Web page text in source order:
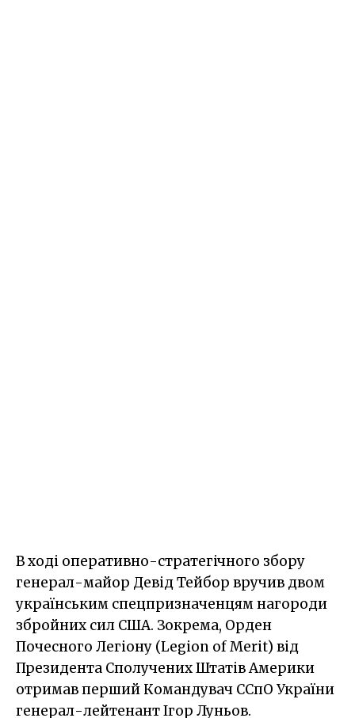
В ході оперативно-стратегічного збору
генерал-майор Девід Тейбор вручив двом
українським спецпризначенцям нагороди
збройних сил США. Зокрема, Орден
Почесного Легіону (Legion of Merit) від
Президента Сполучених Штатів Америки
отримав перший Командувач ССпО України
генерал-лейтенант Ігор Луньов.